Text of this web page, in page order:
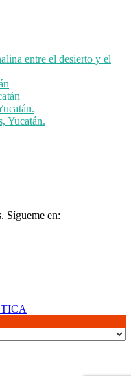
entre el desierto y el
Sígueme en: